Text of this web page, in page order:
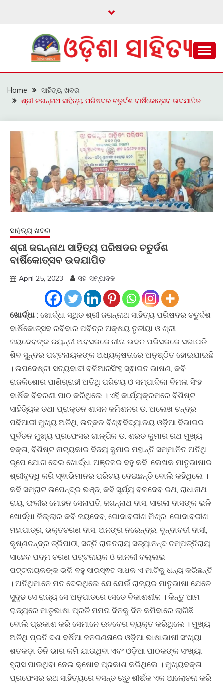
ଓଡ଼ିଶା ସାହିତ୍ୟ
Home
ସାହିତ୍ୟ ଖବର
ଶ୍ରୀ ଜଗନ୍ନାଥ ସାହିତ୍ୟ ପରିଷଦର ଚତୁର୍ଦଶ ବାର୍ଷିକୋତ୍ସବ ଉଦଯାପିତ
ସାହିତ୍ୟ ଖବର
ଶ୍ରୀ ଜଗନ୍ନାଥ ସାହିତ୍ୟ ପରିଷଦର ଚତୁର୍ଦଶ
ବାର୍ଷିକୋତ୍ସବ ଉଦଯାପିତ
April 25, 2023 ସହ-ସମ୍ପାଦକ
ଖୋର୍ଦ୍ଧା : ଖୋର୍ଦ୍ଧା ସ୍ଥିତ ଶ୍ରୀ ଜଗନ୍ନାଥ ସାହିତ୍ୟ ପରିଷଦର ଚତୁର୍ଦଶ
ବାର୍ଷିକୋତ୍ସବ ରବିବାର ପବିତ୍ର ଅକ୍ଷୟ ତୃତୀୟା ଓ ଶ୍ରୀ
ଜୟଦେବଙ୍କ ଜୟନ୍ତୀ ଅବସରରେ ଗୀତା ଭବନ ପରିସରରେ ସଭାପତି
ଶିବ ସୁନ୍ଦର ପଟ୍ଟନାୟକଙ୍କ ଅଧ୍ୟକ୍ଷତାରେ ଅନୁଷ୍ଠିତ ହୋଇଯାଇଛି
। ଉପଦେଷ୍ଟା ସତ୍ୟବାଦୀ ବଳିଆରସିଂହ ସ୍ଵାଗତ ଭାଷଣ, କବି
ରାଜକିଶୋର ପାଣିଗ୍ରାହୀ ଅତିଥି ପରିଚୟ ଓ ସମ୍ପାଦିକା ବିମଳା ସିଂହ
ବାର୍ଷିକ ବିବରଣୀ ପାଠ କରିଥିଲେ । ଏହି କାର୍ଯ୍ୟକ୍ରମରେ ବିଶିଷ୍ଟ
ସାହିତ୍ୟିକ ତଥା ପ୍ରାକ୍ତନ ଶାସନ କମିଶନର ଡ. ଅଲେଖ ଚନ୍ଦ୍ର
ପଢିଆରୀ ମୁଖ୍ୟ ଅତିଥି, ଉତ୍କଳ ବିଶ୍ଵବିଦ୍ୟାଳୟ ଓଡ଼ିଆ ବିଭାଗର
ପୂର୍ବତନ ମୁଖ୍ୟ ପ୍ରଫେସର ଗାଳ୍ପିକ ଡ. ଶରତ କୁମାର ରଥ ମୁଖ୍ୟ
ବକ୍ତା, ବିଶିଷ୍ଟ ନାଟ୍ୟକାର ବିଜୟ କୁମାର ମହାନ୍ତି ସମ୍ମାନିତ ଅତିଥି
ରୂପେ ଯୋଗ ଦେଇ ଖୋର୍ଦ୍ଧା ଅଞ୍ଚଳର ବହୁ କବି, ଲେଖକ ମାତୃଭାଷାର
ଶ୍ରୀବୃଦ୍ଧି କରି ସ୍ଵାଭିମାନର ପରିଚୟ ଦେଇଛନ୍ତି ବୋଲି କହିଥିଲେ ।
କବି ସମ୍ରାଟ ଉପେନ୍ଦ୍ର ଭଞ୍ଜ, କବି ସୂର୍ଯ୍ୟ ବଳଦେବ ରଥ, ରାଧାନାଥ
ରାୟ, ଫକୀର ମୋହନ ସେନାପତି, ଜଗନ୍ନାଥ ଦାସ, ସାରଳା ଦାସଙ୍କ ଭଳି
ଖୋର୍ଦ୍ଧା ଜିଲ୍ଲାର କବି ଜୟଦେବ, ଗୋଦାବରୀଶ ମିଶ୍ର, ଗୋଦାବରୀଶ
ମହାପାତ୍ର, ଭକ୍ତଚରଣ ଦାସ, ଅନଙ୍ଗ ନରେନ୍ଦ୍ର, ବୃନ୍ଦାବତୀ ଦାସୀ,
କୃଷ୍ଣଚନ୍ଦ୍ର ତ୍ରିପାଠୀ, ସଚ୍ଚି ରାଉତରାୟ ସତ୍ୟାନନ୍ଦ ଚମ୍ପତ୍ତିରାୟ
ସାହେବ ପଦ୍ମ ଚରଣ ପଟ୍ଟନାୟକ ଓ ଜାନକୀ ବଲ୍ଲଭ
ପଟ୍ଟନାୟକଙ୍କ ଭଳି ବହୁ ସାରସ୍ଵତ ସାଧକ ଏ ମାଟିକୁ ଧନ୍ୟ କରିଛନ୍ତି
। ଅତିଥିମାନେ ମତ ଦେଇଥିଲେ ଯେ ଯେଉଁ ରାଜ୍ୟର ମାତୃଭାଷା ଯେତେ
ସୁଦୃଢ ସେ ରାଜ୍ୟ ସେ ଅନୁପାତରେ ସେତେ ବିକାଶଶୀଳ । କିନ୍ତୁ ଆମ
ରାଜ୍ୟରେ ମାତୃଭାଷା ପ୍ରତି ମମତା ଦିନକୁ ଦିନ କମିବାରେ ଲାଗିଛି
ବୋଲି ପ୍ରକାଶ କରି ସେମାନେ ଉଦବେଗ ବ୍ୟକ୍ତ କରିଥିଲେ । ମୁଖ୍ୟ
ଅତିଥି ପ୍ରତି ଦଶ ବର୍ଷିଆ ଜନଗଣନାରେ ଓଡ଼ିଆ ଭାଷାଭାଷୀ ସଂଖ୍ୟା
ଶତକଡ଼ା ତିନି ଭାଗ କମି ଯାଉଥିବା ଏବଂ ଓଡ଼ିଆ ପାଠକଙ୍କ ସଂଖ୍ୟା
ହ୍ରାସ ପାଉଥିବା ନେଇ କ୍ଷୋବ ପ୍ରକାଶ କରିଥିଲେ । ମୁଖ୍ୟବକ୍ତା
ପ୍ରଫେସର ରଥ ସାହିତ୍ୟରେ ବସନ୍ତ ଋତୁ ଶୀର୍ଷକ ଏକ ଆଲୋଚନା କରି